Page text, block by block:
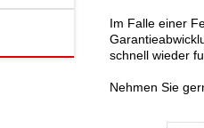
Im Falle einer
schnell wieder
Nehmen Sie